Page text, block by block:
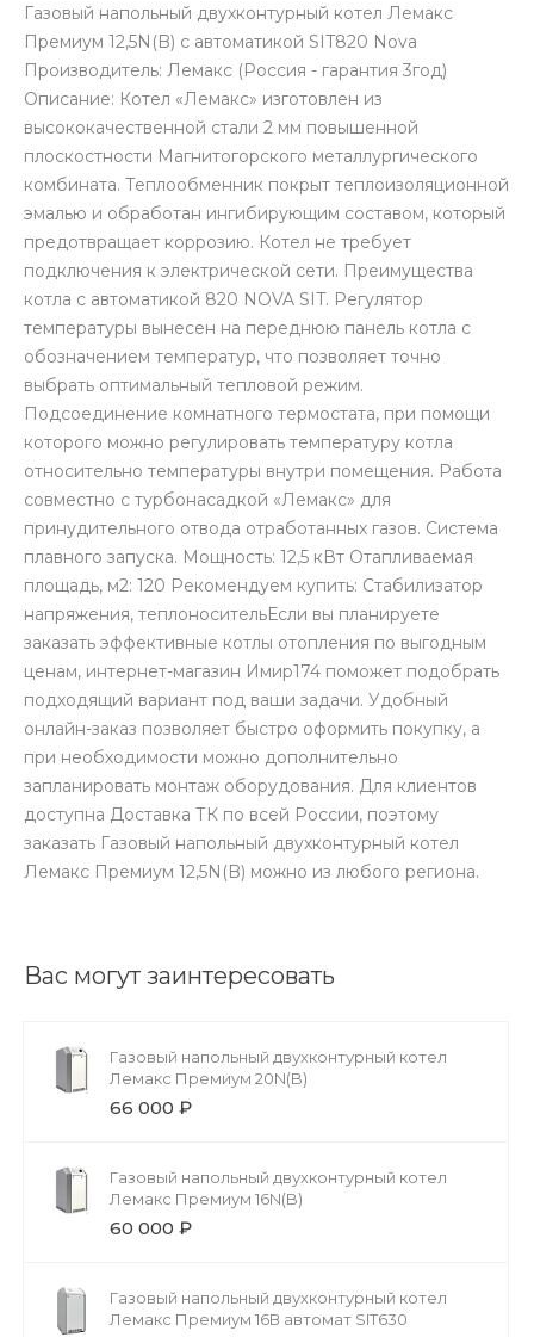
Газовый напольный двухконтурный котел Лемакс
Премиум 12,5N(B) с автоматикой SIT820 Nova
Производитель: Лемакс (Россия - гарантия 3год)
Описание: Котел «Лемакс» изготовлен из
высококачественной стали 2 мм повышенной
плоскостности Магнитогорского металлургического
комбината. Теплообменник покрыт теплоизоляционной
эмалью и обработан ингибирующим составом, который
предотвращает коррозию. Котел не требует
подключения к электрической сети. Преимущества
котла с автоматикой 820 NOVA SIT. Регулятор
температуры вынесен на переднюю панель котла с
обозначением температур, что позволяет точно
выбрать оптимальный тепловой режим.
Подсоединение комнатного термостата, при помощи
которого можно регулировать температуру котла
относительно температуры внутри помещения. Работа
совместно с турбонасадкой «Лемакс» для
принудительного отвода отработанных газов. Система
плавного запуска. Мощность: 12,5 кВт Отапливаемая
площадь, м2: 120 Рекомендуем купить: Стабилизатор
напряжения, теплоносительЕсли вы планируете
заказать эффективные котлы отопления по выгодным
ценам, интернет-магазин Имир174 поможет подобрать
подходящий вариант под ваши задачи. Удобный
онлайн-заказ позволяет быстро оформить покупку, а
при необходимости можно дополнительно
запланировать монтаж оборудования. Для клиентов
доступна Доставка ТК по всей России, поэтому
заказать Газовый напольный двухконтурный котел
Лемакс Премиум 12,5N(B) можно из любого региона.
Вас могут заинтересовать
Газовый напольный двухконтурный котел
Лемакс Премиум 20N(B)
66 000 ₽
Газовый напольный двухконтурный котел
Лемакс Премиум 16N(B)
60 000 ₽
Газовый напольный двухконтурный котел
Лемакс Премиум 16В автомат SIT630